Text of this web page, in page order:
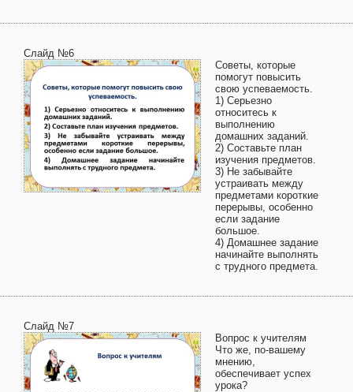
Слайд №6
Советы, которые
помогут повысить
свою успеваемость.
1) Серьезно
относитесь к
выполнению
домашних заданий.
2) Составьте план
изучения предметов.
3) Не забывайте
устраивать между
предметами короткие
перерывы, особенно
если задание
большое.
4) Домашнее задание
начинайте выполнять
с трудного предмета.
Слайд №7
Вопрос к учителям
Что же, по-вашему
мнению,
обеспечивает успех
урока?